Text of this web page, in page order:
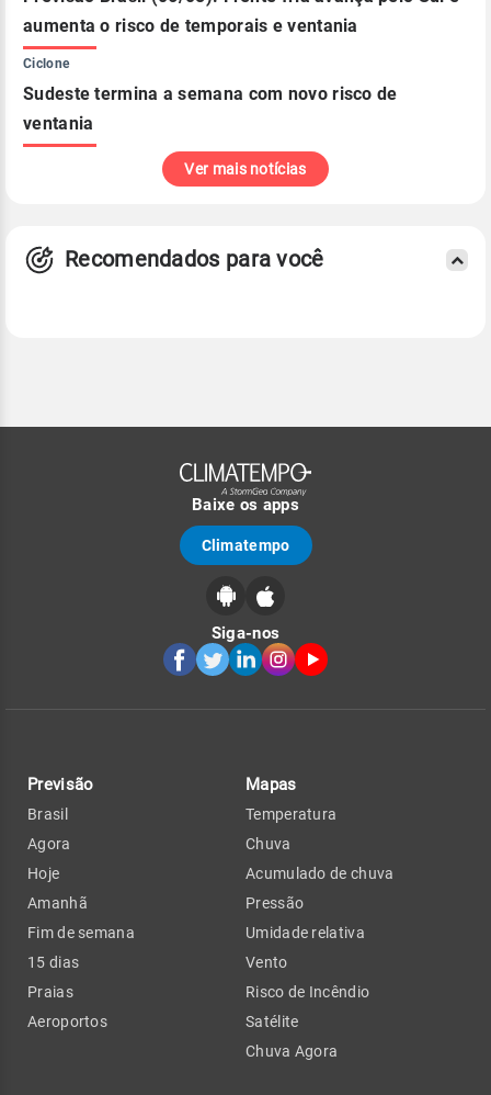
aumenta o risco de temporais e ventania
Ciclone
Sudeste termina a semana com novo risco de
ventania
Ver mais notícias
Recomendados para você
Baixe os apps
Climatempo
Siga-nos
Previsão
Brasil
Agora
Hoje
Amanhã
Fim de semana
15 dias
Praias
Aeroportos
Mapas
Temperatura
Chuva
Acumulado de chuva
Pressão
Umidade relativa
Vento
Risco de Incêndio
Satélite
Chuva Agora